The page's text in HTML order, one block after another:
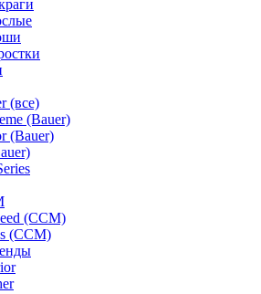
(все)
(Bauer)
(Bauer)
(CCM)
(CCM)